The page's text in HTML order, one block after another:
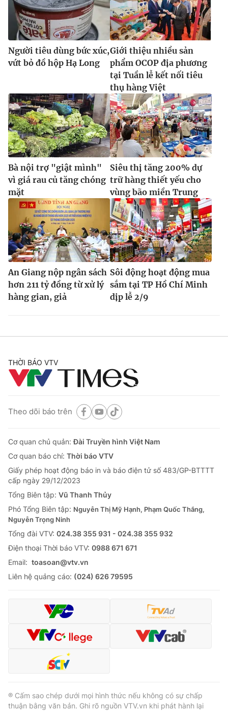
Người tiêu dùng bức xúc,
vứt bỏ đồ hộp Hạ Long
Giới thiệu nhiều sản
phẩm OCOP địa phương
tại Tuần lễ kết nối tiêu
thụ hàng Việt
Bà nội trợ "giật mình"
vì giá rau củ tăng chóng
mặt
Siêu thị tăng 200% dự
trữ hàng thiết yếu cho
vùng bão miền Trung
An Giang nộp ngân sách
hơn 211 tỷ đồng từ xử lý
hàng gian, giả
Sôi động hoạt động mua
sắm tại TP Hồ Chí Minh
dịp lễ 2/9
THỜI BÁO VTV
Theo dõi báo trên
Cơ quan chủ quản:Đài Truyền hình Việt Nam
Cơ quan báo chí: Thời báo VTV
Giấy phép hoạt động báo in và báo điện tử số 483/GP-BTTTT
cấp ngày 29/12/2023
Tổng Biên tập: Vũ Thanh Thủy
Phó Tổng Biên tập: Nguyễn Thị Mỹ Hạnh, Phạm Quốc Thắng,
Nguyễn Trọng Ninh
Tổng đài VTV: 024.38 355 931 - 024.38 355 932
Ðiện thoại Thời báo VTV: 0988 671 671
Email: toasoan@vtv.vn
Liên hệ quảng cáo: (024) 626 79595
® Cấm sao chép dưới mọi hình thức nếu không có sự chấp
thuận bằng văn bản. Ghi rõ nguồn VTV.vn khi phát hành lại